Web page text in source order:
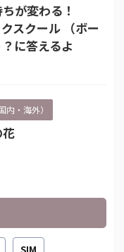
が変わる！
スクール （ボー
に答えるよ
内・海外）